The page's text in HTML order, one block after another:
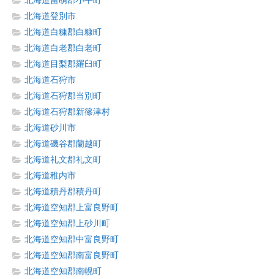
北海道登別市
北海道白糠郡白糠町
北海道白老郡白老町
北海道目梨郡羅臼町
北海道石狩市
北海道石狩郡当別町
北海道石狩郡新篠津村
北海道砂川市
北海道磯谷郡蘭越町
北海道礼文郡礼文町
北海道稚内市
北海道積丹郡積丹町
北海道空知郡上富良野町
北海道空知郡上砂川町
北海道空知郡中富良野町
北海道空知郡南富良野町
北海道空知郡南幌町